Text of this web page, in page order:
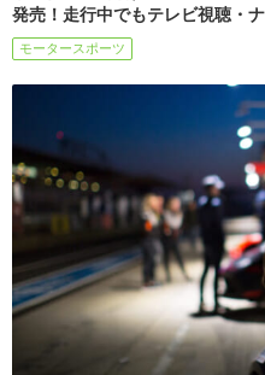
発売！走行中でもテレビ視聴・
モータースポーツ